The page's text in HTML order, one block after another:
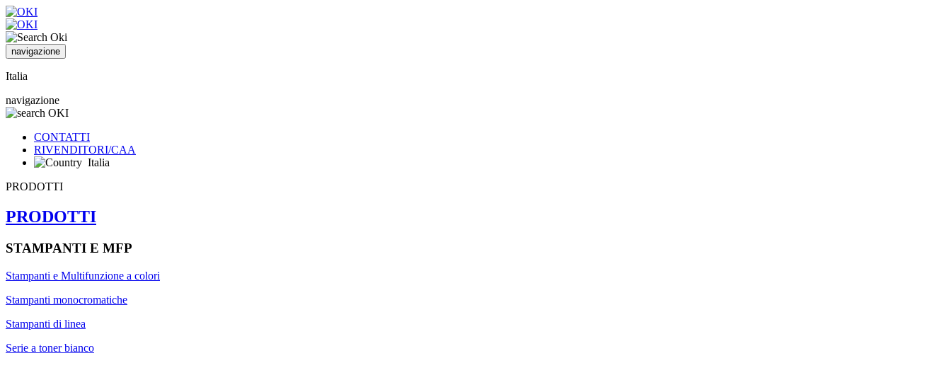
navigazione
Italia
navigazione
CONTATTI
RIVENDITORI/CAA
Italia
PRODOTTI
PRODOTTI
STAMPANTI E MFP
Stampanti e Multifunzione a colori
Stampanti monocromatiche
Stampanti di linea
Serie a toner bianco